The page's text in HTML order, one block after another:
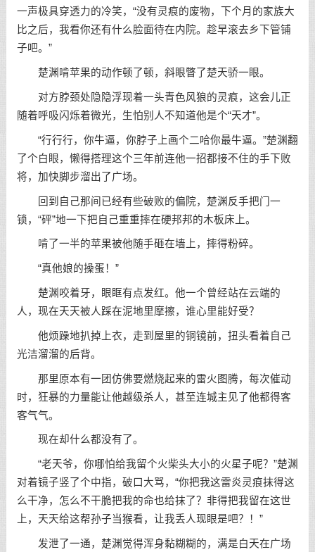
一声极具穿透力的冷笑，“没有灵痕的废物，下个月的家族大
比之后，我看你还有什么脸面待在内院。趁早滚去乡下管铺
子吧。”
楚渊啃苹果的动作顿了顿，斜眼瞥了楚天骄一眼。
对方脖颈处隐隐浮现着一头青色风狼的灵痕，这会儿正
随着呼吸闪烁着微光，生怕别人不知道他是个“天才”。
“行行行，你牛逼，你脖子上画个二哈你最牛逼。”楚渊翻
了个白眼，懒得搭理这个三年前连他一招都接不住的手下败
将，加快脚步溜出了广场。
回到自己那间已经有些破败的偏院，楚渊反手把门一
锁，“砰”地一下把自己重重摔在硬邦邦的木板床上。
啃了一半的苹果被他随手砸在墙上，摔得粉碎。
“真他娘的操蛋！”
楚渊咬着牙，眼眶有点发红。他一个曾经站在云端的
人，现在天天被人踩在泥地里摩擦，谁心里能好受？
他烦躁地扒掉上衣，走到屋里的铜镜前，扭头看着自己
光洁溜溜的后背。
那里原本有一团仿佛要燃烧起来的雷火图腾，每次催动
时，狂暴的力量能让他越级杀人，甚至连城主见了他都得客
客气气。
现在却什么都没有了。
“老天爷，你哪怕给我留个火柴头大小的火星子呢？”楚渊
对着镜子竖了个中指，破口大骂，“你把我这雷炎灵痕抹得这
么干净，怎么不干脆把我的命也给抹了？非得把我留在这世
上，天天给这帮孙子当猴看，让我丢人现眼是吧？！”
发泄了一通，楚渊觉得浑身黏糊糊的，满是白天在广场